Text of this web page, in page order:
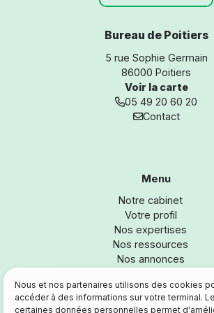
05
Bureau de Poitiers
5 rue Sophie Germain
86000 Poitiers
Voir la carte
05 49 20 60 20
Contact
Menu
Notre cabinet
Votre profil
Nos expertises
Nos ressources
Nos annonces
Actualités
Site de démonstration
Nous et nos partenaires utilisons des cookies
accéder à des informations sur votre terminal.
certaines données personnelles permet